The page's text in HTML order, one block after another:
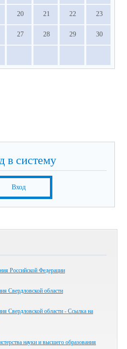
20 21 22 23
27 28 29 30
в систему
Вход
Российской Федерации
Свердловской области
Свердловской области - Ссылка на
науки и высшего образования